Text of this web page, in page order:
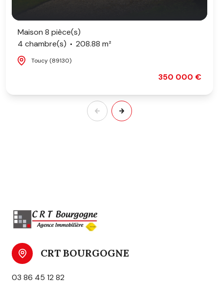
Maison 8 pièce(s)
4 chambre(s)
208.88 m²
Toucy (89130)
350 000 €
CRT BOURGOGNE
03 86 45 12 82